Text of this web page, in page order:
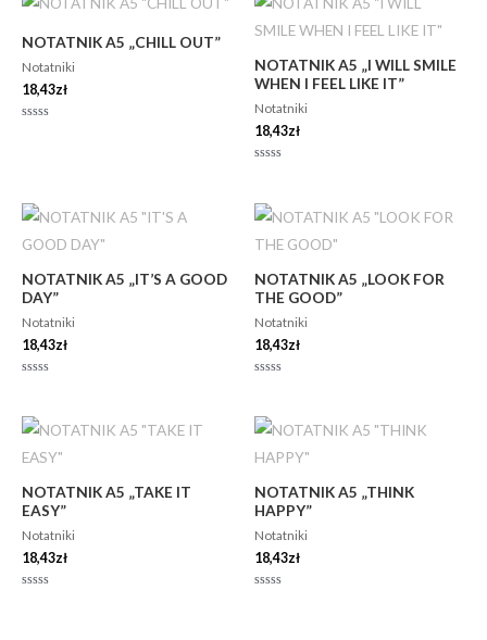
NOTATNIK A5 „CHILL OUT”
Notatniki
18,43zł
NOTATNIK A5 „I WILL SMILE
WHEN I FEEL LIKE IT”
Notatniki
18,43zł
5
NOTATNIK A5 „IT’S A GOOD
DAY”
Notatniki
18,43zł
5
NOTATNIK A5 „LOOK FOR
THE GOOD”
Notatniki
18,43zł
5
NOTATNIK A5 „TAKE IT
EASY”
Notatniki
18,43zł
NOTATNIK A5 „THINK
HAPPY”
Notatniki
18,43zł